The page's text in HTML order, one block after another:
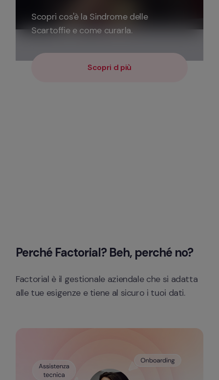
Scopri cos'è la Sindrome delle
Scartoffie e come curarla.
Scopri d più
Perché Factorial? Beh, perché no?
Factorial è il gestionale aziendale che si adatta
alle tue esigenze e tiene al sicuro i tuoi dati.